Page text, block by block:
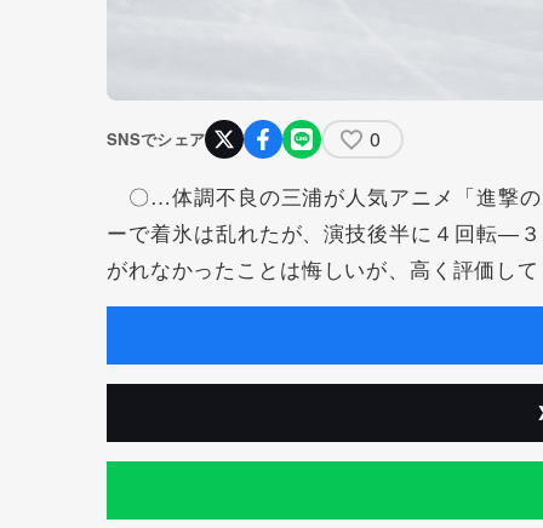
SNSでシェア 0
〇…体調不良の三浦が人気アニメ「進撃
ーで着氷は乱れたが、演技後半に４回転―
がれなかったことは悔しいが、高く評価し